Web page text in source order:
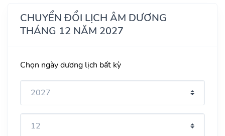
CHUYỂN ĐỔI LỊCH ÂM DƯƠNG
THÁNG 12 NĂM 2027
Chọn ngày dương lịch bất kỳ